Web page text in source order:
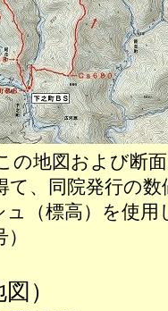
の地図および断
て、同院発行の
ュ（標高）を使
）